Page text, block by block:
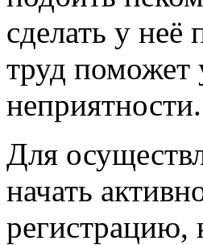
сделать у
труд поможет
неприятности.
Для
начать
регистрацию,